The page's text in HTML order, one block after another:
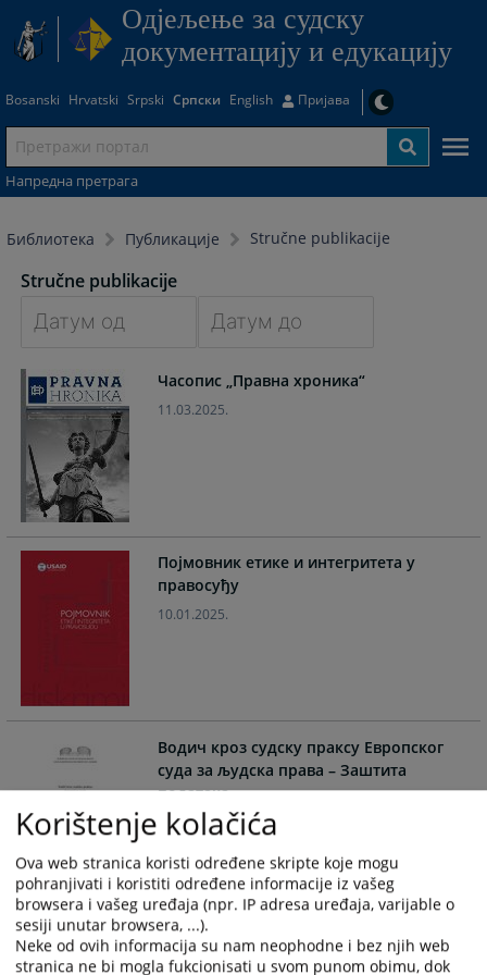
Одjељење за судску
документацију и едукацију
Bosanski Hrvatski Srpski Српски English Пријава
Напредна претрага
Библиотека Публикације Stručne publikacije
Stručne publikacije
forward
to
interact
with
the
calendar
and
select
Press
key
the
keyboard
shortcuts
for
changing
dates.
forward
to
a
date.
Press
key
to
get
the
keyboard
shortcuts
for
changing
dates.
Часопис „Правна хроника“
11.03.2025.
Појмовник етике и интегритета у
правосуђу
10.01.2025.
Водич кроз судску праксу Европског
суда за људска права – Заштита
података
07.10.2024.
Водич кроз праксу Еуропске
конвенције о људским правима -
Korištenje kolačića
Ova web stranica koristi određene skripte koje mogu
pohranjivati i koristiti određene informacije iz vašeg
browsera i vašeg uređaja (npr. IP adresa uređaja, varijable o
sesiji unutar browsera, ...).
Neke od ovih informacija su nam neophodne i bez njih web
stranica ne bi mogla fukcionisati u svom punom obimu, dok